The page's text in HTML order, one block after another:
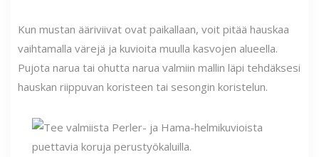
Kun mustan ääriviivat ovat paikallaan, voit pitää hauskaa
vaihtamalla värejä ja kuvioita muulla kasvojen alueella.
Pujota narua tai ohutta narua valmiin mallin läpi tehdäksesi
hauskan riippuvan koristeen tai sesongin koristelun.